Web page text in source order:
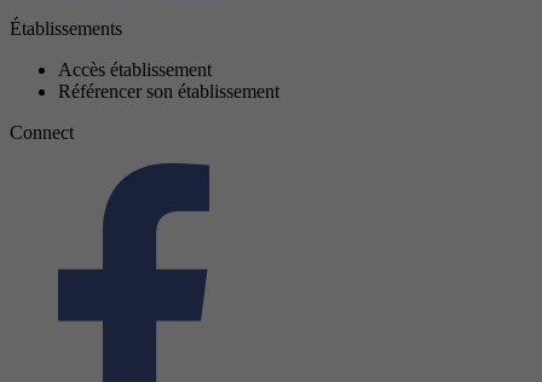
Établissements
Accès établissement
Référencer son établissement
Connect